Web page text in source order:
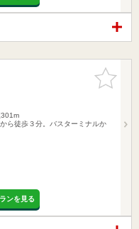
お気に入
りに追加
ら徒歩３分。バスターミナルか
ンを見る